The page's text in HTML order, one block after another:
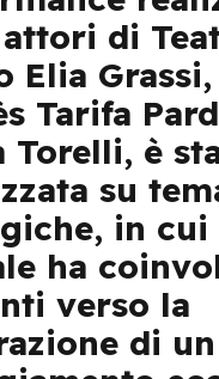
di
Elia
Tarifa
Torelli, è
su
in
ha
verso la
di un